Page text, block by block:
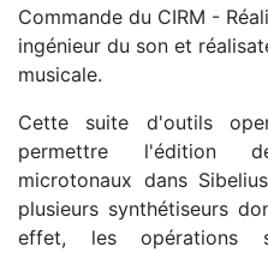
Commande du CIRM -
ingénieur du son et
musicale.
Cette suite d'outils
permettre l'édition
microtonaux dans
plusieurs synthétiseurs
effet, les opérations